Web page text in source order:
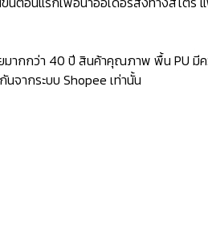
มากกว่า 40 ปี สินค้าคุณภาพ พื้น PU มี
นจากระบบ Shopee เท่านั้น